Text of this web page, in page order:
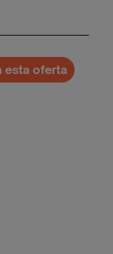
esta oferta